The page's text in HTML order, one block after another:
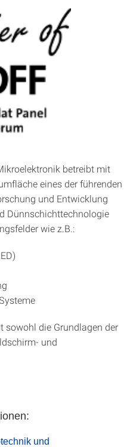
betreibt mit
eines der führenden
und Entwicklung
Dünnschichttechnologie
wie z.B.:
sowohl die Grundlagen der
und
und